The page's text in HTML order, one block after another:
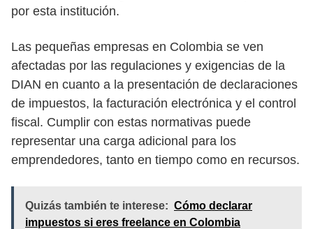
por esta institución.
Las pequeñas empresas en Colombia se ven
afectadas por las regulaciones y exigencias de la
DIAN en cuanto a la presentación de declaraciones
de impuestos, la facturación electrónica y el control
fiscal. Cumplir con estas normativas puede
representar una carga adicional para los
emprendedores, tanto en tiempo como en recursos.
Quizás también te interese: Cómo declarar
impuestos si eres freelance en Colombia